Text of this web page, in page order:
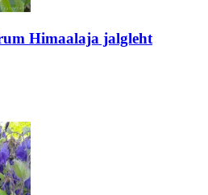
Himaalaja jalgleht